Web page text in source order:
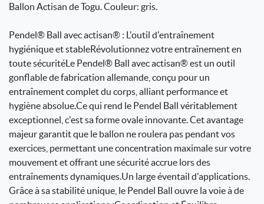
Ballon Actisan de Togu. Couleur: gris.
Pendel® Ball avec actisan® : L'outil d'entraînement
hygiénique et stableRévolutionnez votre entraînement en
toute sécuritéLe Pendel® Ball avec actisan® est un outil
gonflable de fabrication allemande, conçu pour un
entraînement complet du corps, alliant performance et
hygiène absolue.Ce qui rend le Pendel Ball véritablement
exceptionnel, c'est sa forme ovale innovante. Cet avantage
majeur garantit que le ballon ne roulera pas pendant vos
exercices, permettant une concentration maximale sur votre
mouvement et offrant une sécurité accrue lors des
entraînements dynamiques.Un large éventail d'applications.
Grâce à sa stabilité unique, le Pendel Ball ouvre la voie à de